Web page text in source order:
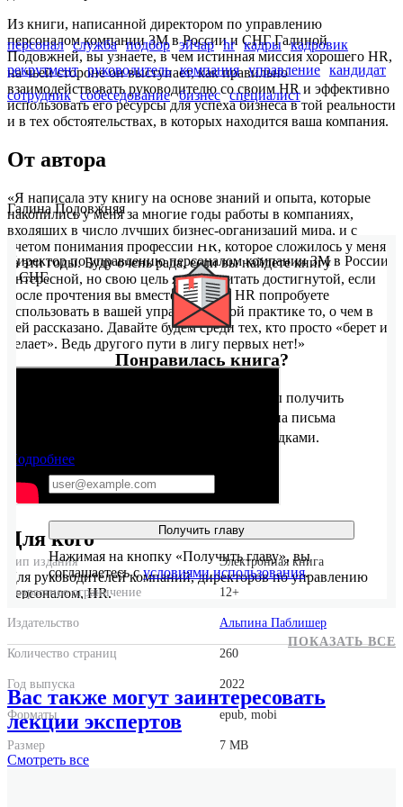
Из книги, написанной директором по управлению
персоналом компании 3М в России и СНГ Галиной
Подовжней, вы узнаете, в чем истинная миссия хорошего HR,
на чьей стороне он выступает, как правильно
взаимодействовать руководителю со своим HR и эффективно
использовать его ресурсы для успеха бизнеса в той реальности
и в тех обстоятельствах, в которых находится ваша компания.
От автора
«Я написала эту книгу на основе знаний и опыта, которые
накопились у меня за многие годы работы в компаниях,
входящих в число лучших бизнес-организаций мира, и с
учетом понимания профессии HR, которое сложилось у меня
за эти годы. Буду очень рада, если вы найдете книгу
интересной, но свою цель я буду считать достигнутой, если
после прочтения вы вместе с вашим HR попробуете
использовать в вашей управленческой практике то, о чем в
ней рассказано. Давайте будем среди тех, кто просто «берет и
делает». Ведь другого пути в лигу первых нет!»
Для кого
Для руководителей компаний, директоров по управлению
персоналом, HR.
персонал служба подбор эйчар hr кадры кадровик
рекрутмент руководитель компания управление кандидат
сотрудник собеседование бизнес специалист
Галина Подовжняя
Директор по управлению персоналом компании 3М в России
и СНГ.
Подробнее
Тип издания Электронная книга
Возрастное ограничение 12+
Издательство Альпина Паблишер
Количество страниц 260
Год выпуска 2022
Форматы epub, mobi
Размер 7 MB
Понравилась книга?
Оставьте электронную почту, чтобы получить
бесплатную главу и подписаться на письма
с новинками и секретными скидками.
Получить главу
Нажимая на кнопку «Получить главу», вы
соглашаетесь сусловиями использования.
ПОКАЗАТЬ ВСЕ
Вас также могут заинтересовать
лекции экспертов
Смотреть все